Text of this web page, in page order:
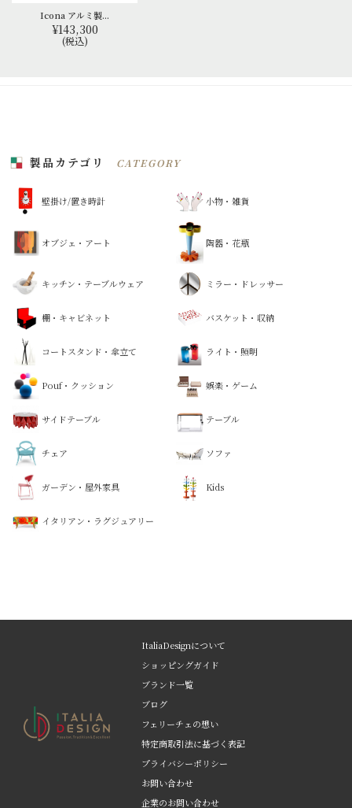
Icona アルミ製...
¥143,300
(税込)
製品カテゴリ CATEGORY
壁掛け/置き時計 小物・雑貨
オブジェ・アート 陶器・花瓶
キッチン・テーブルウェア ミラー・ドレッサー
棚・キャビネット バスケット・収納
コートスタンド・傘立て ライト・照明
Pouf・クッション 娯楽・ゲーム
サイドテーブル テーブル
チェア ソファ
ガーデン・屋外家具 Kids
イタリアン・ラグジュアリー
ItaliaDesignについて
ショッピングガイド
ブランド一覧
ブログ
フェリーチェの想い
特定商取引法に基づく表記
プライバシーポリシー
お問い合わせ
企業のお問い合わせ